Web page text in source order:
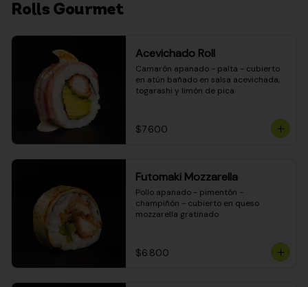
Rolls Gourmet
Acevichado Roll
Camarón apanado - palta - cubierto
en atún bañado en salsa acevichada,
togarashi y limón de pica
$7.600
Futomaki Mozzarella
Pollo apanado - pimentón -
champiñón - cubierto en queso
mozzarella gratinado
$6.800